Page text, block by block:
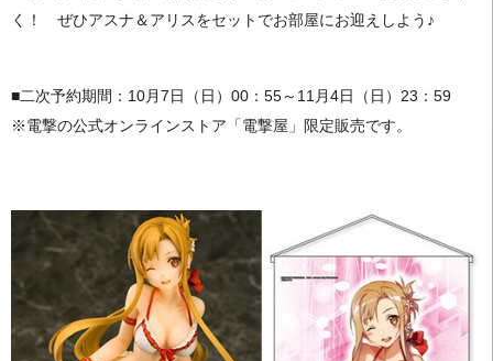
く！ ぜひアスナ＆アリスをセットでお部屋にお迎えしよう♪
■二次予約期間：10月7日（日）00：55～11月4日（日）23：59
※電撃の公式オンラインストア「電撃屋」限定販売です。